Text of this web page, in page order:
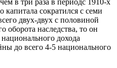
в три раза в периодс 1910-х
капитала сократился с семи
двух-двух с половиной
оборота наследства, то он
дохода
до всего 4-5 национального